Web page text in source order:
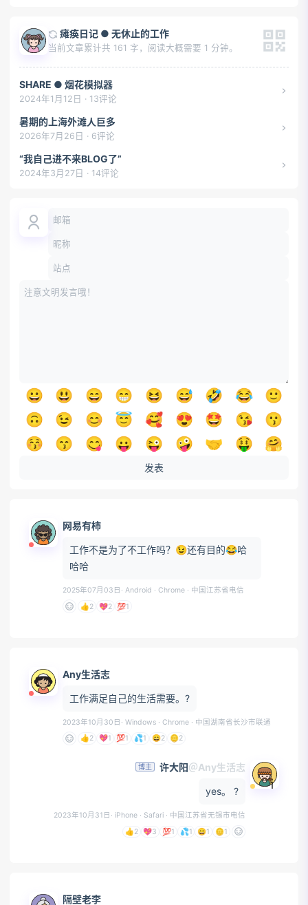
瘫痪日记 ● 无休止的工作
当前文章累计共 161 字，阅读大概需要 1 分钟。
SHARE ● 烟花模拟器
2024年1月12日 · 13评论
暑期的上海外滩人巨多
2026年7月26日 · 6评论
“我自己进不来BLOG了”
2024年3月27日 · 14评论
😀 😃 😄 😁 😆 😅 🤣 😂
🙂
🙃
😉 😊 😇 🥰 😍 🤩 😘
😗
😚
😙 😋 😛 😜 🤪 🤝 🤑
🤗
🤨
😷
😵
🤯 🤓
☹️ 😮
😰 😥 😢 😭 😱 😖 😣
😩 😫 🥱
发表
网易有柿
工作不是为了不工作吗？😉还有目的😂哈
哈哈
2025年07月03日 · Android · Chrome · 中国江苏省电信
👍2 💖2 💯1
Any生活志
工作满足自己的生活需要。?
2023年10月30日 · Windows · Chrome · 中国湖南省长沙市联通
👍2 💖1 💯1 💦1 😄2 🪙2
1
博主 许大阳＠Any生活志
yes。 ?
2023年10月31日 · iPhone · Safari · 中国江苏省无锡市电信
👍2 💖3 💯1 💦1 😄1 🪙1
隔壁老李